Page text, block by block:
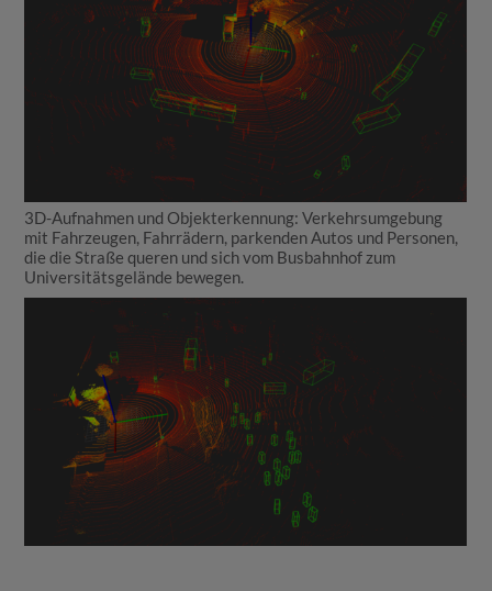
3D-Aufnahmen und Objekterkennung: Verkehrsumgebung
mit Fahrzeugen, Fahrrädern, parkenden Autos und Personen,
die die Straße queren und sich vom Busbahnhof zum
Universitätsgelände bewegen.